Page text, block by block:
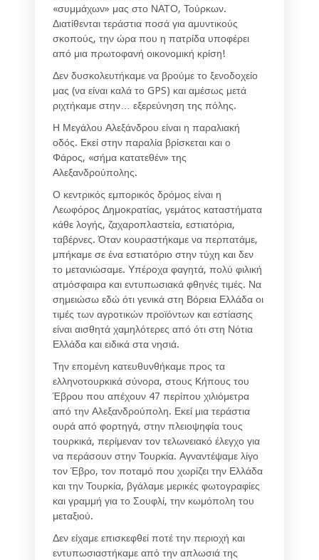
«συμμάχων» μας στο ΝΑΤΟ, Τούρκων.
Διατίθενται τεράστια ποσά για αμυντικούς
σκοπούς, την ώρα που η πατρίδα υποφέρει
από μια πρωτοφανή οικονομική κρίση!
Δεν δυσκολευτήκαμε να βρούμε το ξενοδοχείο
μας (να είναι καλά το GPS) και αμέσως μετά
ριχτήκαμε στην… εξερεύνηση της πόλης.
Η Μεγάλου Αλεξάνδρου είναι η παραλιακή
οδός. Εκεί στην παραλία βρίσκεται και ο
Φάρος, «σήμα κατατεθέν» της
Αλεξανδρούπολης.
Ο κεντρικός εμπορικός δρόμος είναι η
Λεωφόρος Δημοκρατίας, γεμάτος καταστήματα
κάθε λογής, ζαχαροπλαστεία, εστιατόρια,
ταβέρνες. Όταν κουραστήκαμε να περπατάμε,
μπήκαμε σε ένα εστιατόριο στην τύχη και δεν
το μετανιώσαμε. Υπέροχα φαγητά, πολύ φιλική
ατμόσφαιρα και εντυπωσιακά φθηνές τιμές. Να
σημειώσω εδώ ότι γενικά στη Βόρεια Ελλάδα οι
τιμές των αγροτικών προϊόντων και εστίασης
είναι αισθητά χαμηλότερες από ότι στη Νότια
Ελλάδα και ειδικά στα νησιά.
Την επομένη κατευθυνθήκαμε προς τα
ελληνοτουρκικά σύνορα, στους Κήπους του
Έβρου που απέχουν 47 περίπου χιλιόμετρα
από την Αλεξανδρούπολη. Εκεί μια τεράστια
ουρά από φορτηγά, στην πλειοψηφία τους
τουρκικά, περίμεναν τον τελωνειακό έλεγχο για
να περάσουν στην Τουρκία. Αγναντέψαμε λίγο
τον Έβρο, τον ποταμό που χωρίζει την Ελλάδα
και την Τουρκία, βγάλαμε μερικές φωτογραφίες
και γραμμή για το Σουφλί, την κωμόπολη του
μεταξιού.
Δεν είχαμε επισκεφθεί ποτέ την περιοχή και
εντυπωσιαστήκαμε από την απλωσιά της